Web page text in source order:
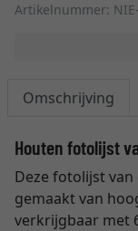
Artikelnummer:
Omschrijving
Houten fotolijst
Deze fotolijst
gemaakt van
verkrijgbaar met